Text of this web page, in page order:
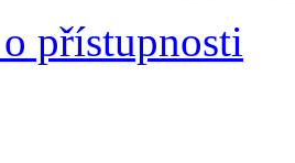
přístupnosti